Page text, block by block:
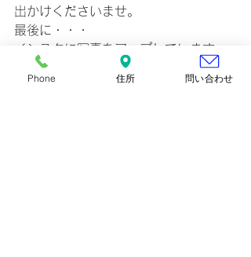
出かけくださいませ。
最後に・・・
インスタに写真をアップしています
が、忠実な色が出なくて・・とても残
念なのです。
Phone 住所 問い合わせ